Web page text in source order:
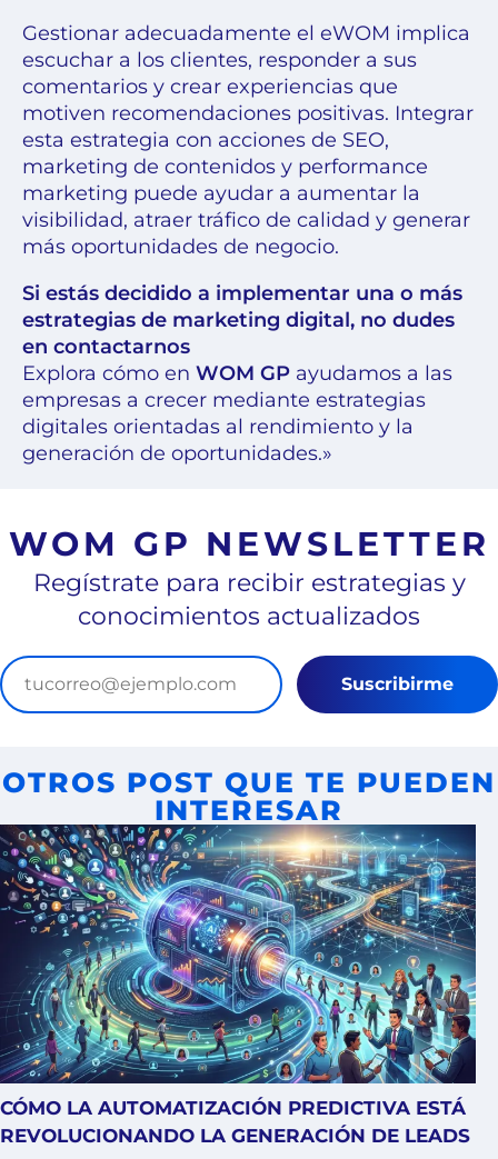
Gestionar adecuadamente el eWOM implica
escuchar a los clientes, responder a sus
comentarios y crear experiencias que
motiven recomendaciones positivas. Integrar
esta estrategia con acciones de SEO,
marketing de contenidos y performance
marketing puede ayudar a aumentar la
visibilidad, atraer tráfico de calidad y generar
más oportunidades de negocio.
Si estás decidido a implementar una o más
estrategias de marketing digital, no dudes
en contactarnos
Explora cómo en WOM GP ayudamos a las
empresas a crecer mediante estrategias
digitales orientadas al rendimiento y la
generación de oportunidades.»
WOM GP NEWSLETTER
Regístrate para recibir estrategias y
conocimientos actualizados
Suscribirme
OTROS POST QUE TE PUEDEN
INTERESAR
CÓMO LA AUTOMATIZACIÓN PREDICTIVA ESTÁ
REVOLUCIONANDO LA GENERACIÓN DE LEADS